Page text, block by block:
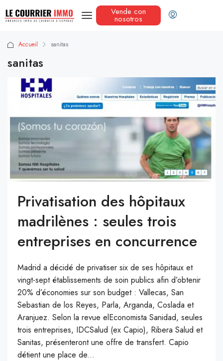
Vende con
nosotros
Accueil sanitas
sanitas
Privatisation des hôpitaux
madrilènes : seules trois
entreprises en concurrence
Madrid a décidé de privatiser six de ses hôpitaux et
vingt-sept établissements de soin publics afin d’obtenir
20% d’économies sur son budget : Vallecas, San
Sebastian de los Reyes, Parla, Arganda, Coslada et
Aranjuez. Selon la revue elEconomista Sanidad, seules
trois entreprises, IDCSalud (ex Capio), Ribera Salud et
Sanitas, présenteront une offre de transfert. Capio
détient une place de...